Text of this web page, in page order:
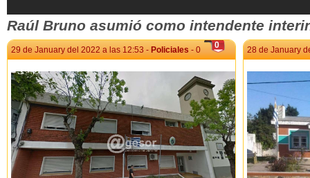
Raúl Bruno asumió como intendente
0
29 de January del 2022 a las 12:53 - Policiales - 0 28 de January